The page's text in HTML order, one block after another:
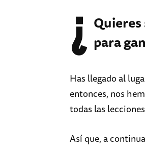
¿ para
Has llegado al
entonces, nos
todas las
Así que, a